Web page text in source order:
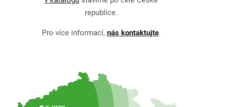
republice.
Pro více informací, nás kontaktujte.